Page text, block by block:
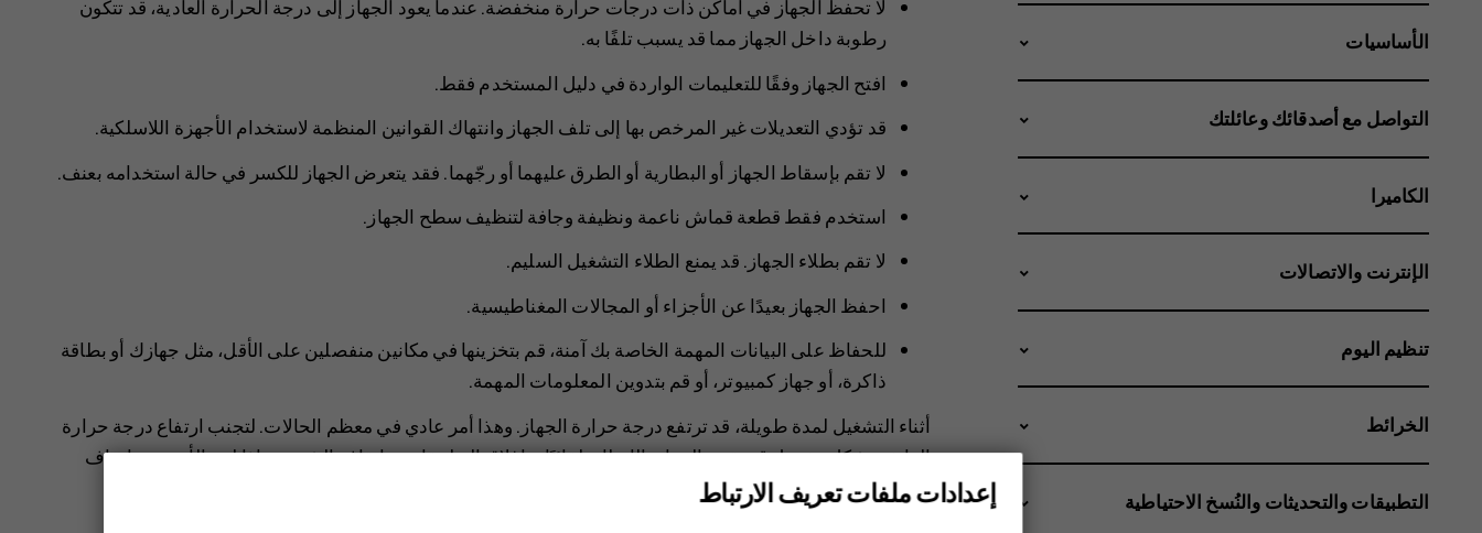
لا تحفظ الجهاز في أماكن ذات درجات حرارة منخفضة. عندما يعود الجهاز إلى درجة الحرارة العادية، قد تتكون
رطوبة داخل الجهاز مما قد يسبب تلفًا به.
افتح الجهاز وفقًا للتعليمات الواردة في دليل المستخدم فقط.
قد تؤدي التعديلات غير المرخص بها إلى تلف الجهاز وانتهاك القوانين المنظمة لاستخدام الأجهزة اللاسلكية‬.
لا تقم بإسقاط الجهاز أو البطارية أو الطرق عليهما أو رجّهما. فقد يتعرض الجهاز للكسر في حالة استخدامه بعنف.
استخدم فقط قطعة قماش ناعمة ونظيفة وجافة لتنظيف سطح الجهاز.
لا تقم بطلاء الجهاز. قد يمنع الطلاء التشغيل السليم.
احفظ الجهاز بعيدًا عن الأجزاء أو المجالات المغناطيسية.
للحفاظ على البيانات المهمة الخاصة بك آمنة، قم بتخزينها في مكانين منفصلين على الأقل، مثل جهازك أو بطاقة
ذاكرة، أو جهاز كمبيوتر، أو قم بتدوين المعلومات المهمة.
أثناء التشغيل لمدة طويلة، قد ترتفع درجة حرارة الجهاز. وهذا أمر عادي في معظم الحالات. لتجنب ارتفاع درجة حرارة
الهاتف بشكل مفرط، قد يقوم الجهاز بالإبطاء تلقائيًا، وإغلاق التطبيقات، وإيقاف الشحن، وإذا لزم الأمر، يتم إيقاف
تشغيله. إذا لم يعمل جهازك بطريقة صحيحة، فاصطحبه إلى أقرب مركز خدمة معتمد.
الأساسيات
التواصل مع أصدقائك وعائلتك
الكاميرا
الإنترنت والاتصالات
تنظيم اليوم
الخرائط
التطبيقات والتحديثات والنُسخ الاحتياطية إعدادات ملفات تعريف الارتباط